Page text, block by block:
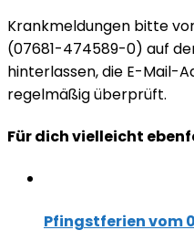
Krankmeldungen bitte
(07681-474589-0) auf
hinterlassen, die E-Mail-
regelmäßig überprüft.
Für dich vielleicht
Pfingstferien vom